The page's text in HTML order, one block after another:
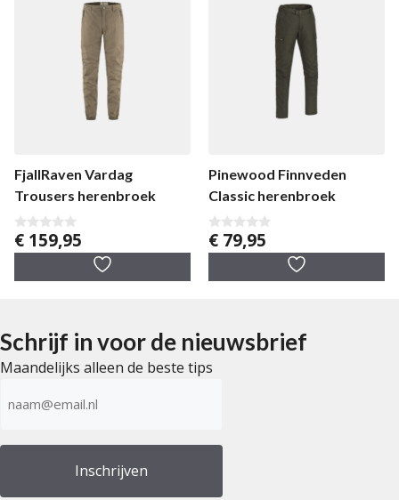
FjallRaven Vardag
Trousers herenbroek
0
v
5
€ 159,95
Pinewood Finnveden
Classic herenbroek
0
v
5
€ 79,95
Schrijf in voor de nieuwsbrief
Maandelijks alleen de beste tips
mailadres